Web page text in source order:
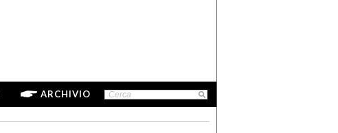
ARCHIVIO